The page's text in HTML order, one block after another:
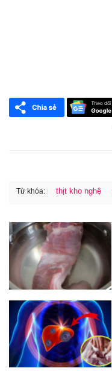
Từ khóa: thịt kho nghệ